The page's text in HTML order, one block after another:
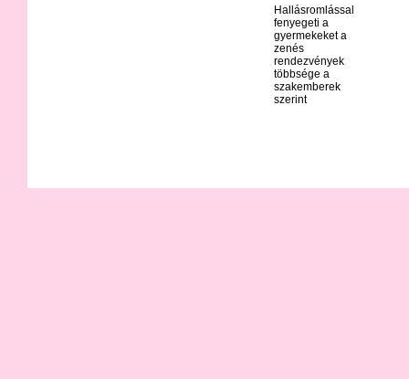
Hallásromlással
fenyegeti a
gyermekeket a
zenés
rendezvények
többsége a
szakemberek
szerint